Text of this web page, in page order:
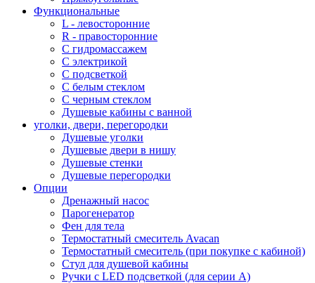
Функциональные
L - левосторонние
R - правосторонние
С гидромассажем
С электрикой
С подсветкой
С белым стеклом
С черным стеклом
Душевые кабины с ванной
уголки, двери, перегородки
Душевые уголки
Душевые двери в нишу
Душевые стенки
Душевые перегородки
Опции
Дренажный насос
Парогенератор
Фен для тела
Термостатный смеситель Avacan
Термостатный смеситель (при покупке с кабиной)
Стул для душевой кабины
Ручки с LED подсветкой (для серии A)